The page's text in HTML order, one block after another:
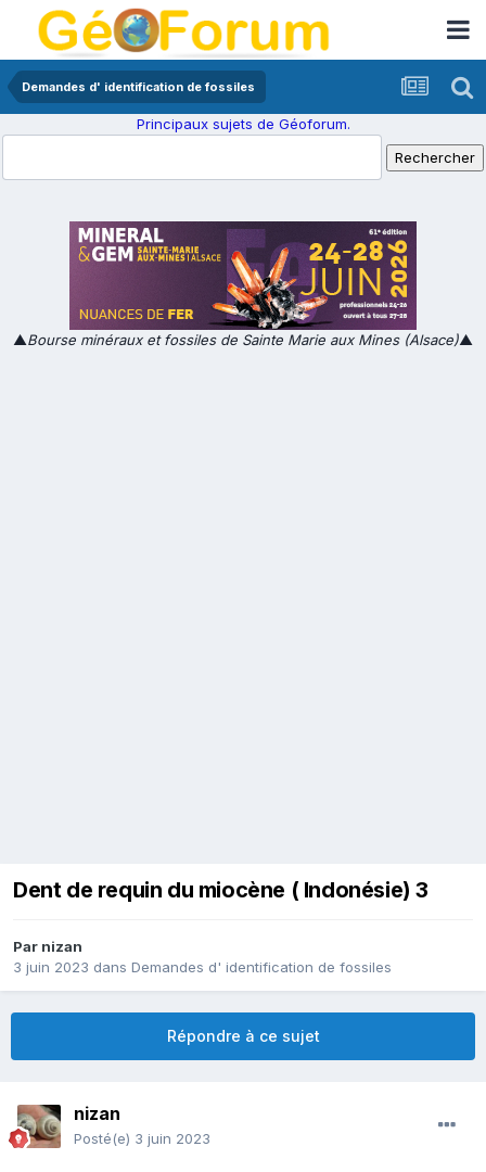
Demandes d' identification de fossiles
Principaux sujets de Géoforum.
▲Bourse minéraux et fossiles de Sainte Marie aux Mines (Alsace)▲
Dent de requin du miocène ( Indonésie) 3
Par nizan
3 juin 2023 dans Demandes d' identification de fossiles
Répondre à ce sujet
nizan
Posté(e) 3 juin 2023